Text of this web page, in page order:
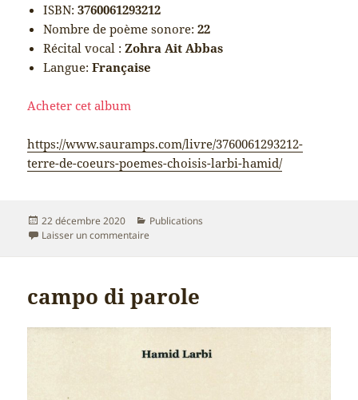
ISBN: 3760061293212
Nombre de poème sonore:22
Récital vocal :Zohra Ait Abbas
Langue:Française
Acheter cet album
https://www.sauramps.com/livre/3760061293212-
terre-de-coeurs-poemes-choisis-larbi-hamid/
Publié
le
22 décembre 2020 Catégories
Publications
Laisser un commentairesur album audio « Terre de coeurs »
campo di parole